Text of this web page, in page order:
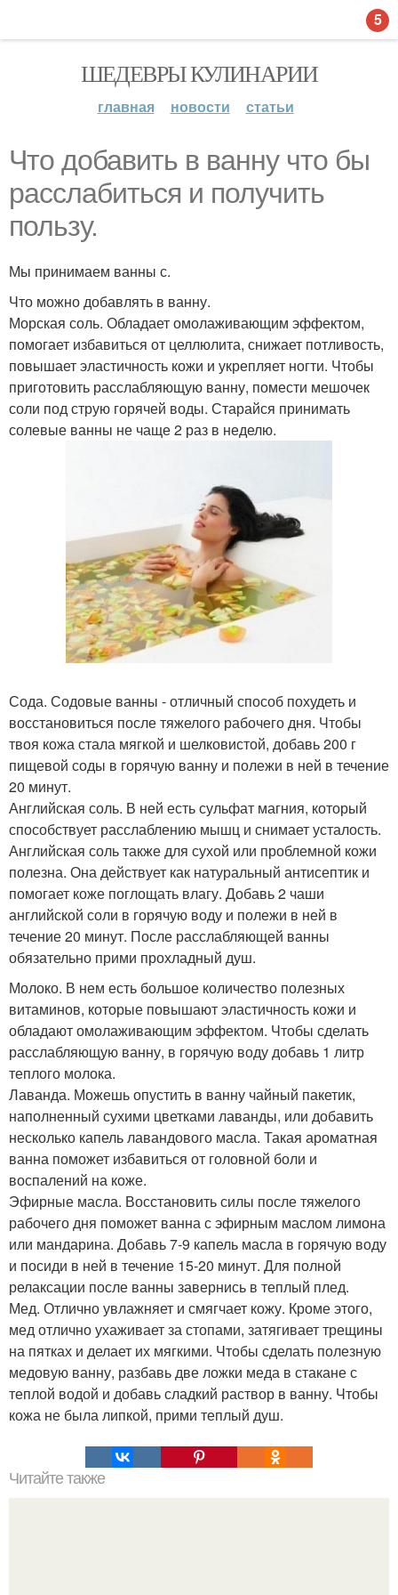
ШЕДЕВРЫ КУЛИНАРИИ
главная новости статьи
Что добавить в ванну что бы
расслабиться и получить
пользу.
Мы принимаем ванны с.
Что можно добавлять в ванну.
Морская соль. Обладает омолаживающим эффектом,
помогает избавиться от целлюлита, снижает потливость,
повышает эластичность кожи и укрепляет ногти. Чтобы
приготовить расслабляющую ванну, помести мешочек
соли под струю горячей воды. Старайся принимать
солевые ванны не чаще 2 раз в неделю.
Сода. Содовые ванны - отличный способ похудеть и
восстановиться после тяжелого рабочего дня. Чтобы
твоя кожа стала мягкой и шелковистой, добавь 200 г
пищевой соды в горячую ванну и полежи в ней в течение
20 минут.
Английская соль. В ней есть сульфат магния, который
способствует расслаблению мышц и снимает усталость.
Английская соль также для сухой или проблемной кожи
полезна. Она действует как натуральный антисептик и
помогает коже поглощать влагу. Добавь 2 чаши
английской соли в горячую воду и полежи в ней в
течение 20 минут. После расслабляющей ванны
обязательно прими прохладный душ.
Молоко. В нем есть большое количество полезных
витаминов, которые повышают эластичность кожи и
обладают омолаживающим эффектом. Чтобы сделать
расслабляющую ванну, в горячую воду добавь 1 литр
теплого молока.
Лаванда. Можешь опустить в ванну чайный пакетик,
наполненный сухими цветками лаванды, или добавить
несколько капель лавандового масла. Такая ароматная
ванна поможет избавиться от головной боли и
воспалений на коже.
Эфирные масла. Восстановить силы после тяжелого
рабочего дня поможет ванна с эфирным маслом лимона
или мандарина. Добавь 7-9 капель масла в горячую воду
и посиди в ней в течение 15-20 минут. Для полной
релаксации после ванны завернись в теплый плед.
Мед. Отлично увлажняет и смягчает кожу. Кроме этого,
мед отлично ухаживает за стопами, затягивает трещины
на пятках и делает их мягкими. Чтобы сделать полезную
медовую ванну, разбавь две ложки меда в стакане с
теплой водой и добавь сладкий раствор в ванну. Чтобы
кожа не была липкой, прими теплый душ.
Читайте также
5